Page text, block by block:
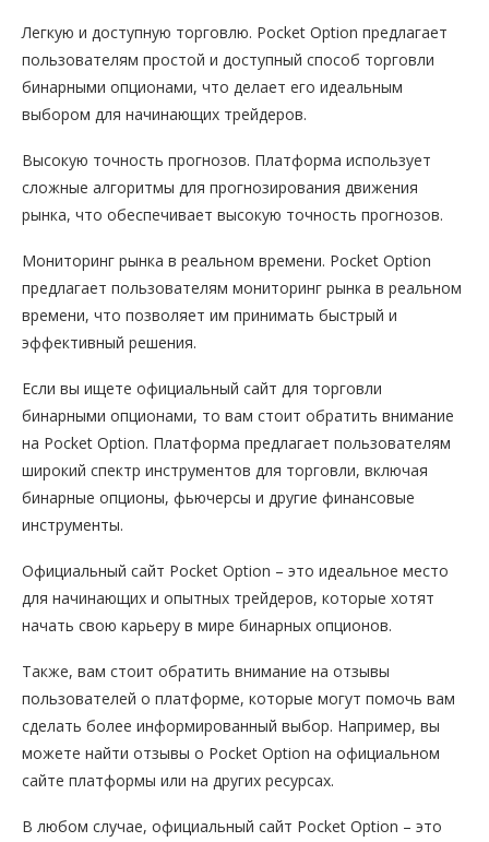
Легкую и доступную торговлю. Pocket Option предлагает
пользователям простой и доступный способ торговли
бинарными опционами, что делает его идеальным
выбором для начинающих трейдеров.
Высокую точность прогнозов. Платформа использует
сложные алгоритмы для прогнозирования движения
рынка, что обеспечивает высокую точность прогнозов.
Мониторинг рынка в реальном времени. Pocket Option
предлагает пользователям мониторинг рынка в реальном
времени, что позволяет им принимать быстрый и
эффективный решения.
Если вы ищете официальный сайт для торговли
бинарными опционами, то вам стоит обратить внимание
на Pocket Option. Платформа предлагает пользователям
широкий спектр инструментов для торговли, включая
бинарные опционы, фьючерсы и другие финансовые
инструменты.
Официальный сайт Pocket Option – это идеальное место
для начинающих и опытных трейдеров, которые хотят
начать свою карьеру в мире бинарных опционов.
Также, вам стоит обратить внимание на отзывы
пользователей о платформе, которые могут помочь вам
сделать более информированный выбор. Например, вы
можете найти отзывы о Pocket Option на официальном
сайте платформы или на других ресурсах.
В любом случае, официальный сайт Pocket Option – это